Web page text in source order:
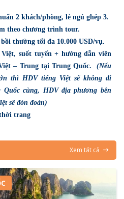
2 khách/phòng, lẻ ngủ ghép 3.
theo chương trình tour.
thường tối đa 10.000 USD/vụ.
suốt tuyến + hướng dẫn viên
– Trung tại Trung Quốc. (Nếu
thì HDV tiếng Việt sẽ không đi
Quốc cùng, HDV địa phương bên
sẽ đón đoàn)
trang
Xem tất cả